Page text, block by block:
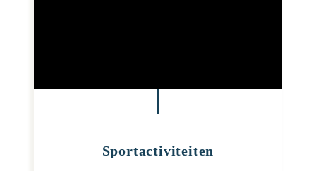
Sportactiviteiten